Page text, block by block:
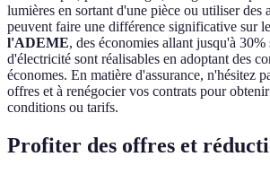
lumières en sortant d'une pièce ou utiliser des
peuvent faire une différence significative sur
l'ADEME, des économies allant jusqu'à 30%
d'électricité sont réalisables en adoptant des
économes. En matière d'assurance, n'hésitez
offres et à renégocier vos contrats pour
conditions ou tarifs.
Profiter des offres et